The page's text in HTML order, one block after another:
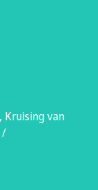
van
/